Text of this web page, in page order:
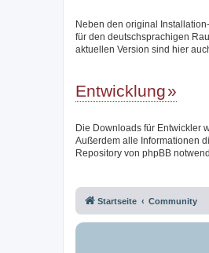
Neben den original
für den deutschsprachigen
aktuellen Version sind hier
Entwicklung
Die Downloads für Entwickler
Außerdem alle Informationen
Repository von phpBB
Startseite Community